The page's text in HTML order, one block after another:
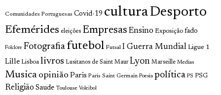
Comunidades Portuguesas Covid-19 culturaDesporto
Efemérides eleições Empresas Ensino Exposição fado
Folclore Fotografia futebol Futsal I Guerra Mundial Ligue 1
Lille Lisboa livros Lusitanos de Saint Maur Lyon Marseille Medias
Musica opinião Paris Paris Saint Germain Poesia política PS PSG
Religião Saude Toulouse Voleibol